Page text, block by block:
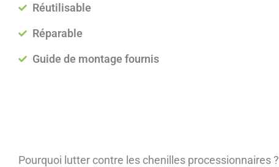
Réutilisable
Réparable
Guide de montage fournis
Pourquoi lutter contre les chenilles processionnaires ?